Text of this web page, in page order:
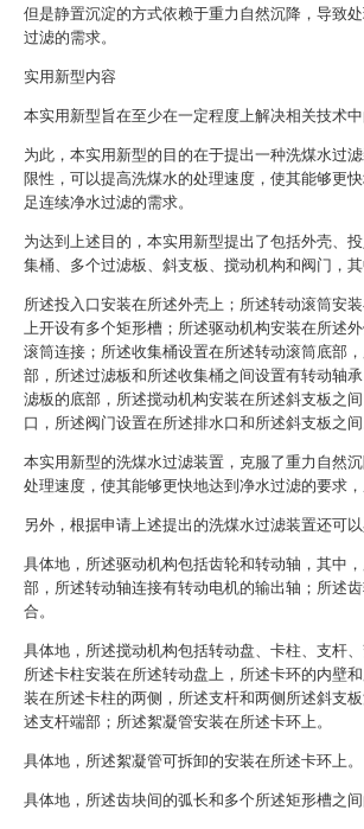
但是静置沉淀的方式依赖于重力自然沉降，导致
过滤的需求。
实用新型内容
本实用新型旨在至少在一定程度上解决相关技术中
为此，本实用新型的目的在于提出一种洗煤水过
限性，可以提高洗煤水的处理速度，使其能够更
足连续净水过滤的需求。
为达到上述目的，本实用新型提出了包括外壳、
集桶、多个过滤板、斜支板、搅动机构和阀门，其
所述投入口安装在所述外壳上；所述转动滚筒安
上开设有多个矩形槽；所述驱动机构安装在所述
滚筒连接；所述收集桶设置在所述转动滚筒底部
部，所述过滤板和所述收集桶之间设置有转动轴
滤板的底部，所述搅动机构安装在所述斜支板之
口，所述阀门设置在所述排水口和所述斜支板之间
本实用新型的洗煤水过滤装置，克服了重力自然
处理速度，使其能够更快地达到净水过滤的要求
另外，根据申请上述提出的洗煤水过滤装置还可
具体地，所述驱动机构包括齿轮和转动轴，其中
部，所述转动轴连接有转动电机的输出轴；所述
合。
具体地，所述搅动机构包括转动盘、卡柱、支杆
所述卡柱安装在所述转动盘上，所述卡环的内壁
装在所述卡柱的两侧，所述支杆和两侧所述斜支
述支杆端部；所述絮凝管安装在所述卡环上。
具体地，所述絮凝管可拆卸的安装在所述卡环上。
具体地，所述齿块间的弧长和多个所述矩形槽之间